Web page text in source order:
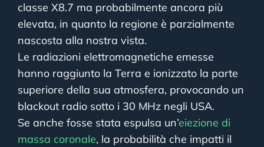
classe X8.7 ma probabilmente ancora più
elevata, in quanto la regione è parzialmente
nascosta alla nostra vista.
Le radiazioni elettromagnetiche emesse
hanno raggiunto la Terra e ionizzato la parte
superiore della sua atmosfera, provocando un
blackout radio sotto i 30 MHz negli USA.
Se anche fosse stata espulsa un’eiezione di
massa coronale, la probabilità che impatti il